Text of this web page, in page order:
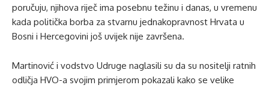
poručuju, njihova riječ ima posebnu težinu i danas, u vremenu
kada politička borba za stvarnu jednakopravnost Hrvata u
Bosni i Hercegovini još uvijek nije završena.
Martinović i vodstvo Udruge naglasili su da su nositelji ratnih
odličja HVO-a svojim primjerom pokazali kako se velike